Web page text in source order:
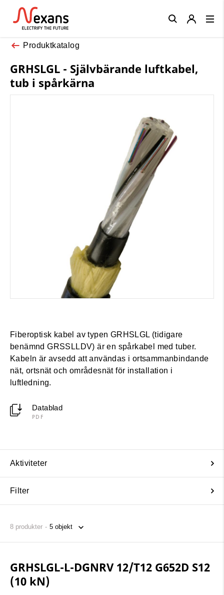
Produktkatalog
GRHSLGL - Självbärande luftkabel,
tub i spårkärna
Fiberoptisk kabel av typen GRHSLGL (tidigare
benämnd GRSSLLDV) är en spårkabel med tuber.
Kabeln är avsedd att användas i ortsammanbindande
nät, ortsnät och områdesnät för installation i
luftledning.
Datablad
PDF
Aktiviteter
Filter
8 produkter
GRHSLGL-L-DGNRV 12/T12 G652D S12
(10 kN)
Close